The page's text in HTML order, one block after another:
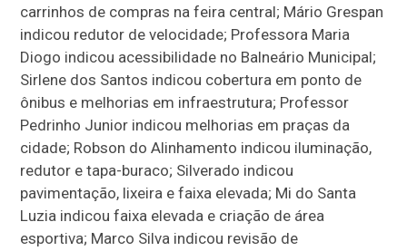
carrinhos de compras na feira central; Mário Grespan
indicou redutor de velocidade; Professora Maria
Diogo indicou acessibilidade no Balneário Municipal;
Sirlene dos Santos indicou cobertura em ponto de
ônibus e melhorias em infraestrutura; Professor
Pedrinho Junior indicou melhorias em praças da
cidade; Robson do Alinhamento indicou iluminação,
redutor e tapa-buraco; Silverado indicou
pavimentação, lixeira e faixa elevada; Mi do Santa
Luzia indicou faixa elevada e criação de área
esportiva; Marco Silva indicou revisão de